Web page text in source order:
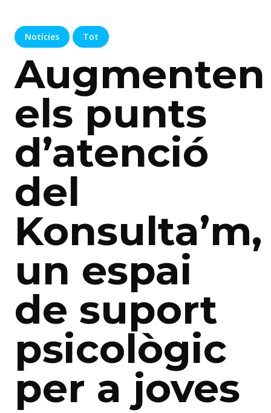
Notícies Tot
Augmenten
els punts
d’atenció
del
Konsulta’m,
un espai
de suport
psicològic
per a joves